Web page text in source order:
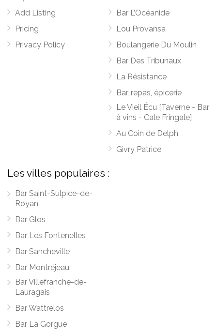
Add Listing
Pricing
Privacy Policy
Bar L’Océanide
Lou Provansa
Boulangerie Du Moulin
Bar Des Tribunaux
La Résistance
Bar, repas, épicerie
Le Vieil Écu [Taverne - Bar
à vins - Cale Fringale]
Au Coin de Delph
Givry Patrice
Les villes populaires :
Bar Saint-Sulpice-de-
Royan
Bar Glos
Bar Les Fontenelles
Bar Sancheville
Bar Montréjeau
Bar Villefranche-de-
Lauragais
Bar Wattrelos
Bar La Gorgue